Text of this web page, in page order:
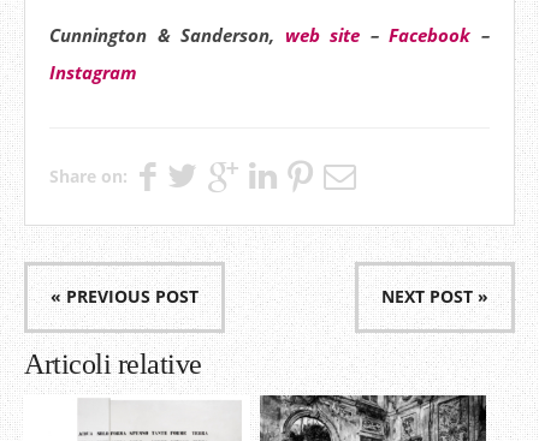
Cunnington & Sanderson, web site –Facebook –
Instagram
Share on:
« PREVIOUS POST NEXT POST »
Articoli relative